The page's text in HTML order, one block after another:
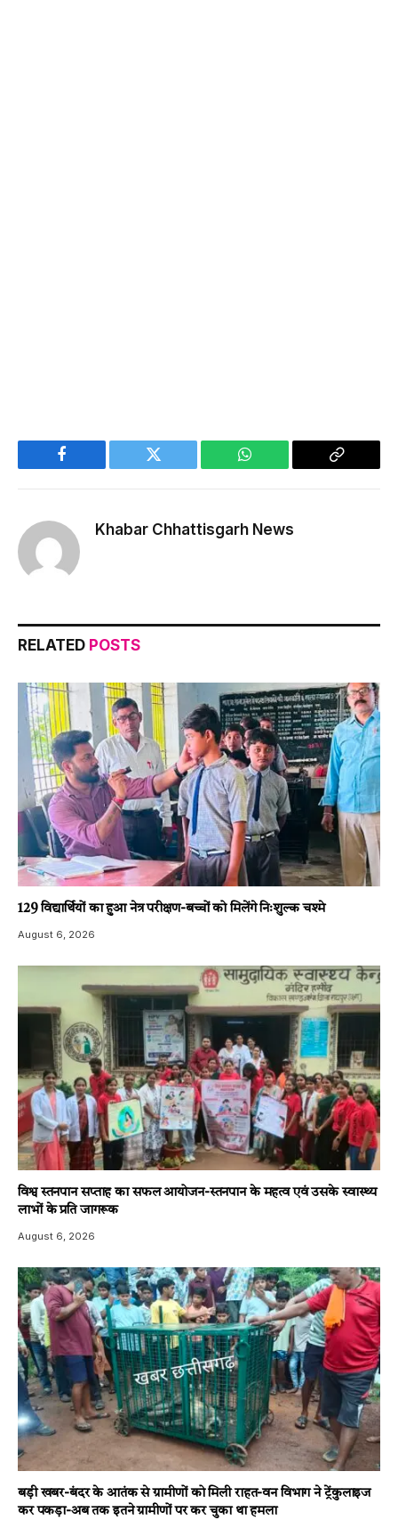
Facebook Twitter WhatsApp
Copy
Khabar Chhattisgarh News
RELATED POSTS
129 विद्यार्थियों का हुआ नेत्र परीक्षण-बच्चों को मिलेंगे निःशुल्क चश्मे
August 6, 2026
विश्व स्तनपान सप्ताह का सफल आयोजन-स्तनपान के महत्व एवं उसके स्वास्थ्य
लाभों के प्रति जागरूक
August 6, 2026
बड़ी खबर-बंदर के आतंक से ग्रामीणों को मिली राहत-वन विभाग ने ट्रेंकुलाइज
कर पकड़ा-अब तक इतने ग्रामीणों पर कर चुका था हमला